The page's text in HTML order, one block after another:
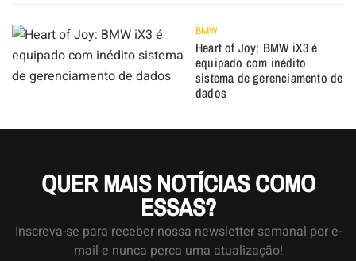
BMW
Heart of Joy: BMW iX3 é
equipado com inédito
sistema de gerenciamento de
dados
QUER MAIS NOTÍCIAS COMO
ESSAS?
Inscreva-se para receber nossa newsletter semanal por e-
mail e nunca perca uma atualização!